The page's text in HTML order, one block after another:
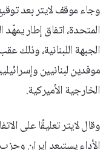
وجاء موقف لايتر بعد
المتحدة، اتفاق إطار
موفدين لبنانيين
الخارجية الأميركية.
وقال لايتر تعليقًا على